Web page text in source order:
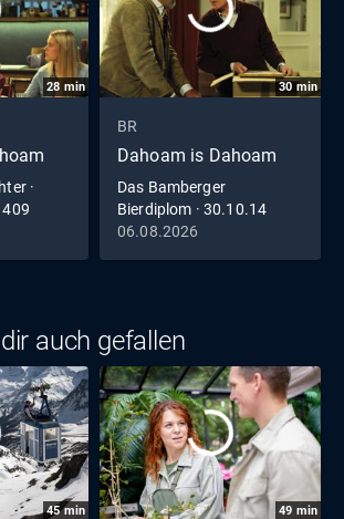
28 min
·
30 min
BR
Dahoam is Dahoam
Das Bamberger
Bierdiplom · 30.10.14
Folge 1408
06.08.2026
auch gefallen
45min 49 min